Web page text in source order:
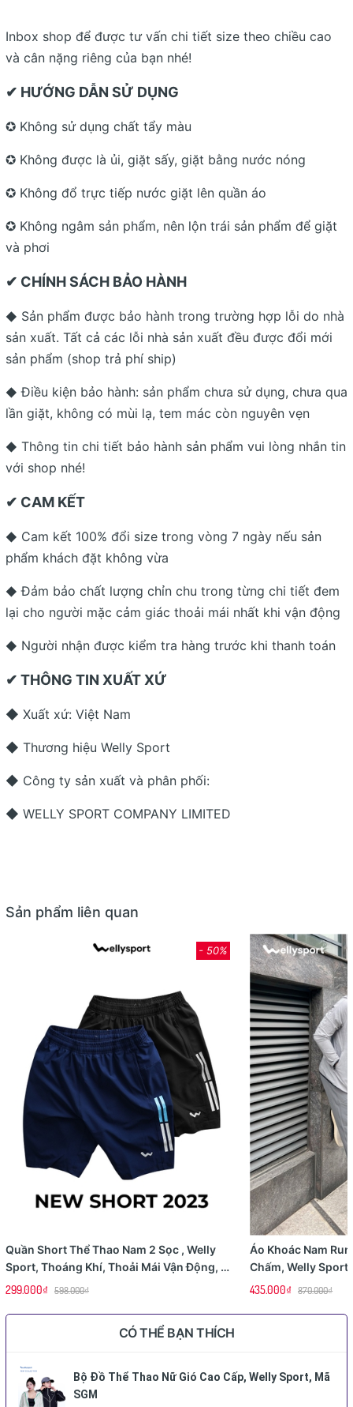
Inbox shop để được tư vấn chi tiết size theo chiều cao
và cân nặng riêng của bạn nhé!
✔ HƯỚNG DẪN SỬ DỤNG
✪ Không sử dụng chất tẩy màu
✪ Không được là ủi, giặt sấy, giặt bằng nước nóng
✪ Không đổ trực tiếp nước giặt lên quần áo
✪ Không ngâm sản phẩm, nên lộn trái sản phẩm để giặt
và phơi
✔ CHÍNH SÁCH BẢO HÀNH
◆ Sản phẩm được bảo hành trong trường hợp lỗi do nhà
sản xuất. Tất cả các lỗi nhà sản xuất đều được đổi mới
sản phẩm (shop trả phí ship)
◆ Điều kiện bảo hành: sản phẩm chưa sử dụng, chưa qua
lần giặt, không có mùi lạ, tem mác còn nguyên vẹn
◆ Thông tin chi tiết bảo hành sản phẩm vui lòng nhắn tin
với shop nhé!
✔ CAM KẾT
◆ Cam kết 100% đổi size trong vòng 7 ngày nếu sản
phẩm khách đặt không vừa
◆ Đảm bảo chất lượng chỉn chu trong từng chi tiết đem
lại cho người mặc cảm giác thoải mái nhất khi vận động
◆ Người nhận được kiểm tra hàng trước khi thanh toán
✔ THÔNG TIN XUẤT XỨ
◆ Xuất xứ: Việt Nam
◆ Thương hiệu Welly Sport
◆ Công ty sản xuất và phân phối:
◆ WELLY SPORT COMPANY LIMITED
Sản phẩm liên quan
- 50%
Quần Short Thể Thao Nam 2 Sọc , Welly
Sport, Thoáng Khí, Thoải Mái Vận Động, Mã
QSPQ
299.000₫ 598.000₫
Áo Khoác Nam
Chấm, Welly
435.000₫
870.000₫
CÓ THỂ BẠN THÍCH
Bộ Đồ Thể Thao Nữ Gió Cao Cấp, Welly Sport, Mã
SGM